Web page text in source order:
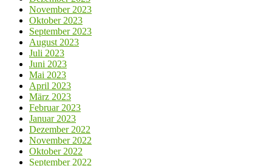
November 2023
Oktober 2023
September 2023
August 2023
Juli 2023
Juni 2023
Mai 2023
April 2023
März 2023
Februar 2023
Januar 2023
Dezember 2022
November 2022
Oktober 2022
September 2022